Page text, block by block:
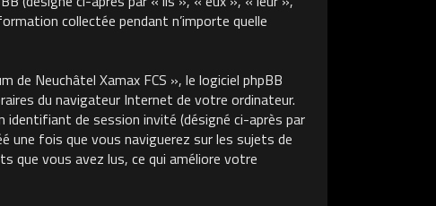
collectée pendant n’importe quelle
Neuchâtel Xamax FCS », le logiciel phpBB
du navigateur Internet de votre ordinateur.
identifiant de session invité (désigné ci-après par
une fois que vous naviguerez sur les sujets de
que vous avez lus, ce qui améliore votre